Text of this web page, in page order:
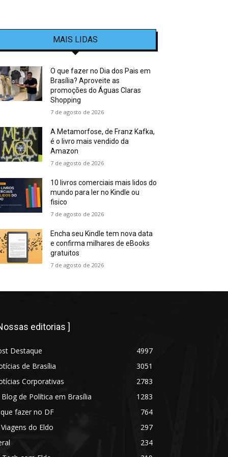
MAIS LIDAS
O que fazer no Dia dos Pais em
Brasília? Aproveite as
promoções do Águas Claras
Shopping
7 de agosto de 2026
A Metamorfose, de Franz Kafka,
é o livro mais vendido da
Amazon
7 de agosto de 2026
10 livros comerciais mais lidos do
mundo para ler no Kindle ou
fisico
7 de agosto de 2026
Encha seu Kindle tem nova data
e confirma milhares de eBooks
gratuitos
7 de agosto de 2026
editorias ]
Destaque
4997
de Brasília
3051
Corporativas
2783
de Política em Brasília
1283
fazer no DF
764
do Eldo
297
234